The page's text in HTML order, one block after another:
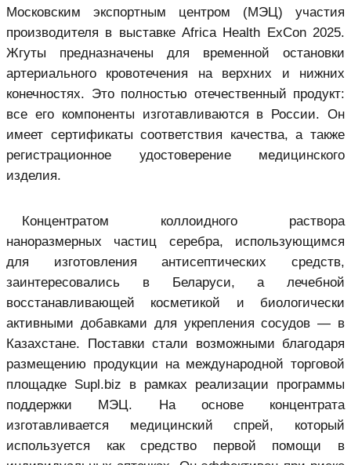
Московским экспортным центром (МЭЦ) участия
производителя в выставке Africa Health ExCon 2025.
Жгуты предназначены для временной остановки
артериального кровотечения на верхних и нижних
конечностях. Это полностью отечественный продукт:
все его компоненты изготавливаются в России. Он
имеет сертификаты соответствия качества, а также
регистрационное удостоверение медицинского
изделия.
Концентратом коллоидного раствора
наноразмерных частиц серебра, использующимся
для изготовления антисептических средств,
заинтересовались в Беларуси, а лечебной
восстанавливающей косметикой и биологически
активными добавками для укрепления сосудов — в
Казахстане. Поставки стали возможными благодаря
размещению продукции на международной торговой
площадке Supl.biz в рамках реализации программы
поддержки МЭЦ. На основе концентрата
изготавливается медицинский спрей, который
используется как средство первой помощи в